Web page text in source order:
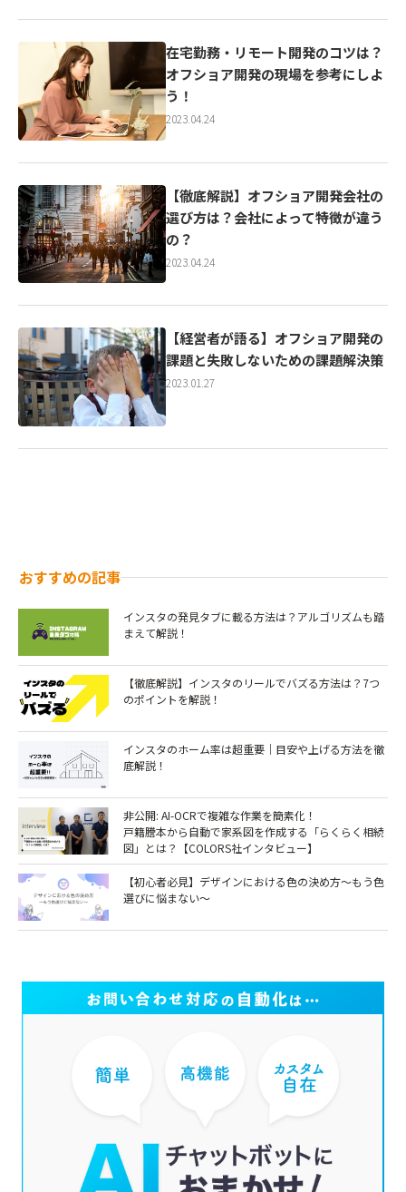
在宅勤務・リモート開発のコツは？
オフショア開発の現場を参考にしよ
う！
2023.04.24
【徹底解説】オフショア開発会社の
選び方は？会社によって特徴が違う
の？
2023.04.24
【経営者が語る】オフショア開発の
課題と失敗しないための課題解決策
2023.01.27
おすすめの記事
インスタの発見タブに載る方法は？アルゴリズムも踏
まえて解説！
【徹底解説】インスタのリールでバズる方法は？7つ
のポイントを解説！￼
インスタのホーム率は超重要｜目安や上げる方法を徹
底解説！
非公開: AI-OCRで複雑な作業を簡素化！
戸籍謄本から自動で家系図を作成する「らくらく相続
図」とは？【COLORS社インタビュー】
【初心者必見】デザインにおける色の決め方～もう色
選びに悩まない～